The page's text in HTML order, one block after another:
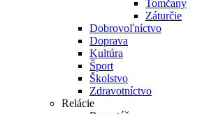
Tomčany
Záturčie
Dobrovoľníctvo
Doprava
Kultúra
Šport
Školstvo
Zdravotníctvo
Relácie